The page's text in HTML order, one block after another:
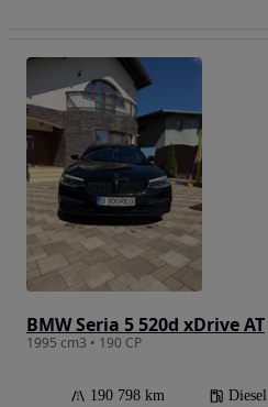
BMW Seria 5 520d xDrive AT
1995 cm3 • 190 CP
190 798 km Diesel